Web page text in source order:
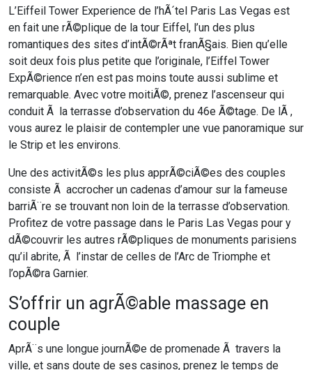
L’Eiffeil Tower Experience de l’hÃ´tel Paris Las Vegas est
en fait une rÃ©plique de la tour Eiffel, l’un des plus
romantiques des sites d’intÃ©rÃªt franÃ§ais. Bien qu’elle
soit deux fois plus petite que l’originale, l’Eiffel Tower
ExpÃ©rience n’en est pas moins toute aussi sublime et
remarquable. Avec votre moitiÃ©, prenez l’ascenseur qui
conduit Ã la terrasse d’observation du 46e Ã©tage. De lÃ ,
vous aurez le plaisir de contempler une vue panoramique sur
le Strip et les environs.
Une des activitÃ©s les plus apprÃ©ciÃ©es des couples
consiste Ã accrocher un cadenas d’amour sur la fameuse
barriÃ¨re se trouvant non loin de la terrasse d’observation.
Profitez de votre passage dans le Paris Las Vegas pour y
dÃ©couvrir les autres rÃ©pliques de monuments parisiens
qu’il abrite, Ã l’instar de celles de l’Arc de Triomphe et
l’opÃ©ra Garnier.
S’offrir un agrÃ©able massage en
couple
AprÃ¨s une longue journÃ©e de promenade Ã travers la
ville, et sans doute de ses casinos, prenez le temps de